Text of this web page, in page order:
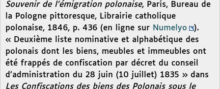
Souvenir de l’émigration polonaise, Paris, Bureau de
la Pologne pittoresque, Librairie catholique
polonaise, 1846, p. 436 (en ligne sur Numelyo
).
« Deuxième liste nominative et alphabétique des
polonais dont les biens, meubles et immeubles ont
été frappés de confiscation par décret du conseil
d’administration du 28 juin (10 juillet) 1835 » dans
Les Confiscations des biens des Polonais sous le